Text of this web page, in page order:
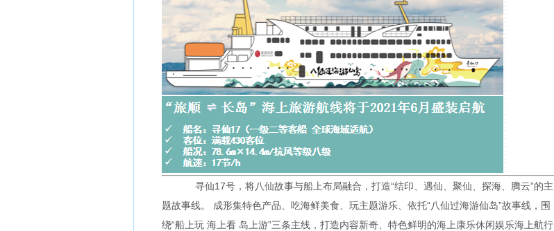
寻仙17号，将八仙故事与船上布局融合，打造“结印、遇仙、聚仙、探海、腾云”的主
题故事线。 成形集特色产品、吃海鲜美食、玩主题游乐、依托“八仙过海游仙岛”故事线，围
绕“船上玩 海上看 岛上游”三条主线，打造内容新奇、特色鲜明的海上康乐休闲娱乐海上航行